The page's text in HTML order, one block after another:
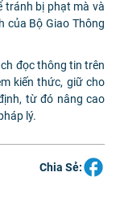
tránh bị phạt mà và
của Bộ Giao Thông
đọc thông tin trên
kiến thức, giữ cho
từ đó nâng cao
lý.
Chia Sẻ: